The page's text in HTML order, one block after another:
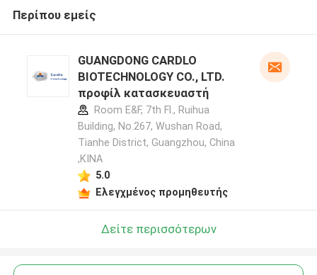
Περίπου εμείς
GUANGDONG CARDLO
BIOTECHNOLOGY CO., LTD.
προφίλ κατασκευαστή
Room E&F, 7th Fl., Ruihua
Building, No.267, Wushan Road,
Tianhe District, Guangzhou, China
,ΚΙΝΑ
5.0
Ελεγχμένος προμηθευτής
Δείτε περισσότερων